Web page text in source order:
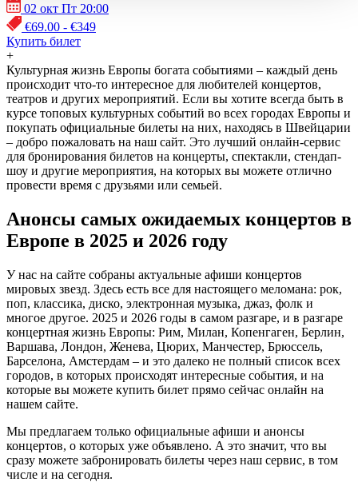
02 окт Пт 20:00
€69.00 - €349
Купить билет
+
Культурная жизнь Европы богата событиями – каждый день
происходит что-то интересное для любителей концертов,
театров и других мероприятий. Если вы хотите всегда быть в
курсе топовых культурных событий во всех городах Европы и
покупать официальные билеты на них, находясь в Швейцарии
– добро пожаловать на наш сайт. Это лучший онлайн-сервис
для бронирования билетов на концерты, спектакли, стендап-
шоу и другие мероприятия, на которых вы можете отлично
провести время с друзьями или семьей.
Анонсы самых ожидаемых концертов в
Европе в 2025 и 2026 году
У нас на сайте собраны актуальные афиши концертов
мировых звезд. Здесь есть все для настоящего меломана: рок,
поп, классика, диско, электронная музыка, джаз, фолк и
многое другое. 2025 и 2026 годы в самом разгаре, и в разгаре
концертная жизнь Европы: Рим, Милан, Копенгаген, Берлин,
Варшава, Лондон, Женева, Цюрих, Манчестер, Брюссель,
Барселона, Амстердам – и это далеко не полный список всех
городов, в которых происходят интересные события, и на
которые вы можете купить билет прямо сейчас онлайн на
нашем сайте.
Мы предлагаем только официальные афиши и анонсы
концертов, о которых уже объявлено. А это значит, что вы
сразу можете забронировать билеты через наш сервис, в том
числе и на сегодня.